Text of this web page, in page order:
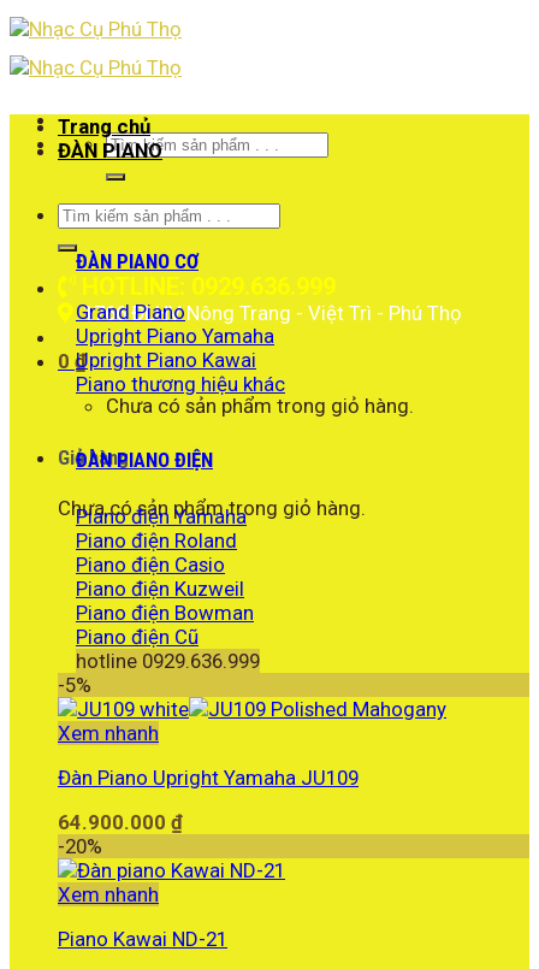
Skip
content
Tìm
kiếm:
Tìm
kiếm:
HOTLINE: 0929.636.999
1766 ĐLHV Nông Trang - Việt Trì - Phú Thọ
0 ₫
Chưa có sản phẩm trong giỏ hàng.
Giỏ hàng
Chưa có sản phẩm trong giỏ hàng.
Trang chủ
ĐÀN PIANO
ĐÀN PIANO CƠ
Grand Piano
Upright Piano Yamaha
Upright Piano Kawai
Piano thương hiệu khác
ĐÀN PIANO ĐIỆN
Piano điện Yamaha
Piano điện Roland
Piano điện Casio
Piano điện Kuzweil
Piano điện Bowman
Piano điện Cũ
hotline 0929.636.999
-5%
Xem nhanh
Đàn Piano Upright Yamaha JU109
64.900.000 ₫
-20%
Xem nhanh
Piano Kawai ND-21